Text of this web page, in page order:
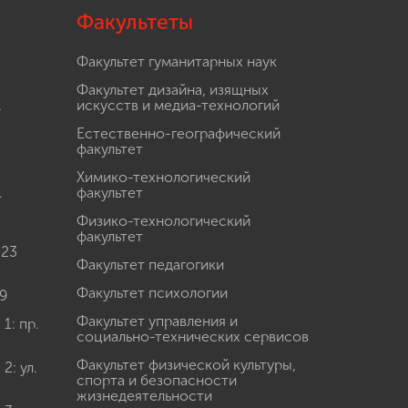
пр.
ул.
Факультеты
Факультет гуманитарных наук
Факультет дизайна, изящных
искусств и медиа-технологий
Естественно-географический
факультет
Химико-технологический
факультет
Физико-технологический
факультет
Факультет педагогики
Факультет психологии
Факультет управления и
социально-технических сервисов
Факультет физической культуры,
спорта и безопасности
жизнедеятельности